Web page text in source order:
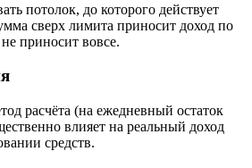
потолок, до которого действует
сверх лимита приносит доход по
приносит вовсе.
расчёта (на ежедневный остаток
влияет на реальный доход
средств.